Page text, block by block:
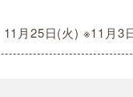
11月25日(火) ※11月